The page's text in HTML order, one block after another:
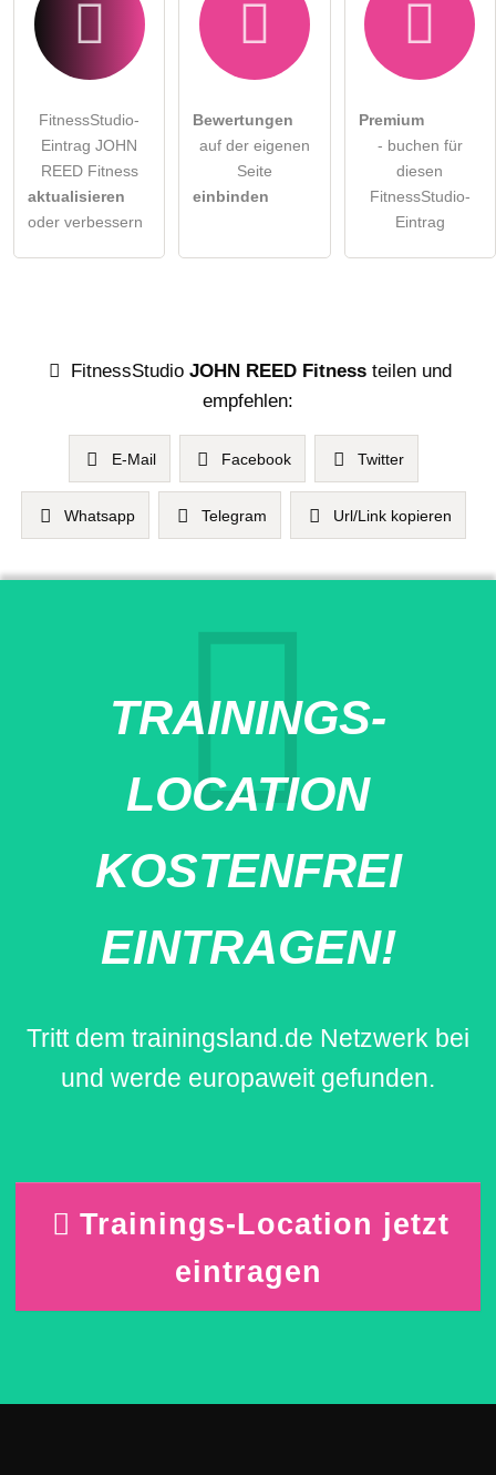
FitnessStudio-
Eintrag JOHN
REED Fitness
aktualisieren
oder verbessern
Bewertungen
auf der eigenen
Seite
einbinden
Premium
- buchen für
diesen
FitnessStudio-
Eintrag
FitnessStudio JOHN REED Fitnessteilen und
empfehlen:
E-Mail Facebook Twitter
Whatsapp Telegram Url/Link kopieren
TRAININGS-
LOCATION
KOSTENFREI
EINTRAGEN!
Tritt dem trainingsland.de Netzwerk bei
und werde europaweit gefunden.
Trainings-Location jetzt
eintragen